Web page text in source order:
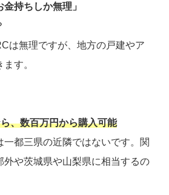
金持ちしか無理」
は無理ですが、地方の戸建やア
す。
、数百万円から購入可能
一都三県の近隣ではないです。関
外や茨城県や山梨県に相当するの